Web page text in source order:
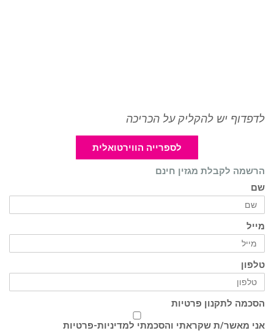
לדפדוף יש להקליק על הכריכה
לספרייה הווירטואלית
הרשמה לקבלת מגזין חינם
שם
מייל
טלפון
הסכמה לתקנון פרטיות
אני מאשר/ת שקראתי והסכמתי למדיניות-פרטיות